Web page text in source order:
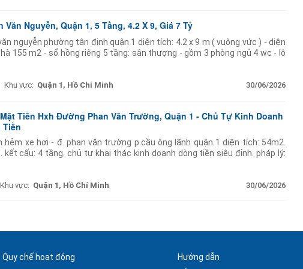
Văn Nguyễn, Quận 1, 5 Tầng, 4.2 X 9, Giá 7 Tỷ
nguyễn phường tân định quận 1 diện tích: 4.2 x 9 m ( vuông vức ) - diện
155 m2 - sổ hồng riêng 5 tầng: sân thượng - gồm 3 phòng ngủ 4 wc - lô
Khu vực: Quận 1, Hồ Chí Minh 30/06/2026
Tiền Hxh Đường Phan Văn Trường, Quận 1 - Chủ Tự Kinh Doanh
Tiền
hẻm xe hơi - đ. phan văn trường p.cầu ông lãnh quận 1 diện tích: 54m2.
kết cấu: 4 tầng. chủ tự khai thác kinh doanh dòng tiền siêu đỉnh. pháp lý:
Khu vực: Quận 1, Hồ Chí Minh 30/06/2026
Quy chế hoạt động
Hướng dẫn